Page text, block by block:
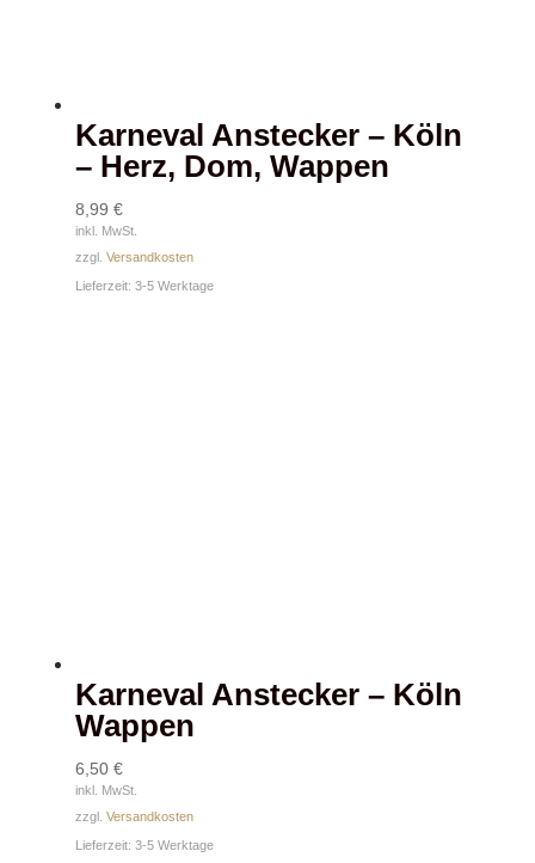
Karneval Anstecker – Köln
– Herz, Dom, Wappen
8,99 €
inkl. MwSt.
zzgl. Versandkosten
Lieferzeit: 3-5 Werktage
Karneval Anstecker – Köln
Wappen
6,50 €
inkl. MwSt.
zzgl. Versandkosten
Lieferzeit: 3-5 Werktage